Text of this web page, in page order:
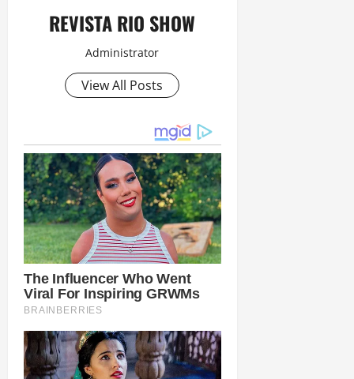
REVISTA RIO SHOW
Administrator
View All Posts